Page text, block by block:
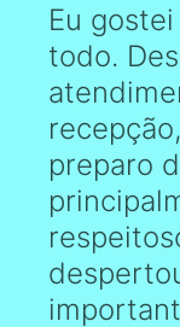
Eu
todo.
preparo